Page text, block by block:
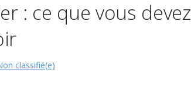
: ce que vous devez
classifié(e)